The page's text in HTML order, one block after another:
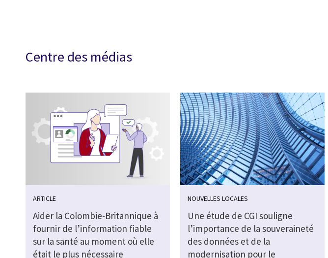
Centre des médias
ARTICLE
Aider la Colombie-Britannique à
fournir de l’information fiable
sur la santé au moment où elle
était le plus nécessaire
NOUVELLES LOCALES
Une étude de CGI souligne
l’importance de la souveraineté
des données et de la
modernisation pour le